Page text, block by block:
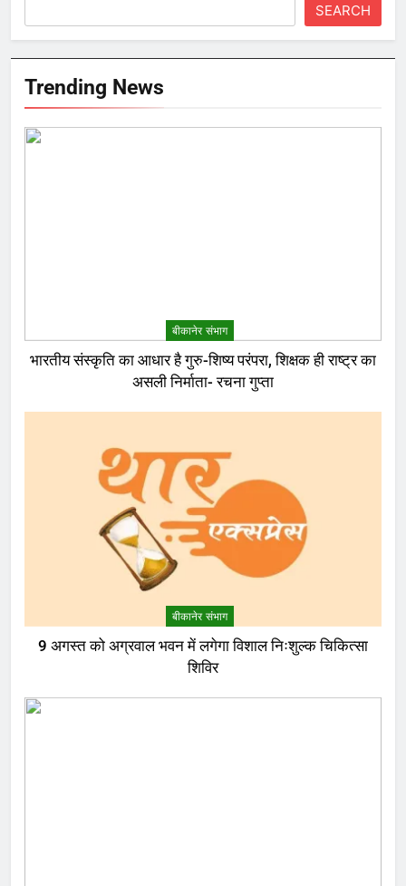
SEARCH
Trending News
बीकानेर संभाग
भारतीय संस्कृति का आधार है गुरु-शिष्य परंपरा, शिक्षक ही राष्ट्र का
असली निर्माता- रचना गुप्ता
बीकानेर संभाग
9 अगस्त को अग्रवाल भवन में लगेगा विशाल निःशुल्क चिकित्सा
शिविर